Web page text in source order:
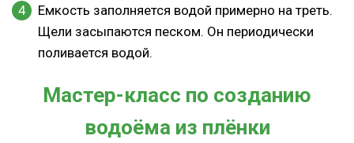
Емкость заполняется водой примерно на треть.
Щели засыпаются песком. Он периодически
поливается водой.
Мастер-класс по созданию
водоёма из плёнки